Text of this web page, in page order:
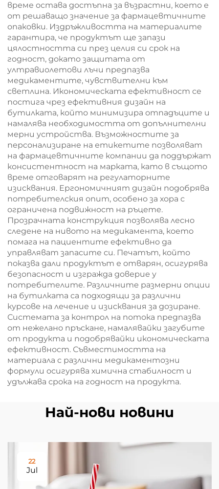
време остава достъпна за възрастни, което е
от решаващо значение за фармацевтичните
опаковки. Издръжливостта на материалите
гарантира, че продуктът ще запази
цялостността си през целия си срок на
годност, докато защитата от
ултравиолетови лъчи предпазва
медикаментите, чувствителни към
светлина. Икономическата ефективност се
постига чрез ефективния дизайн на
бутилката, който минимизира отпадъците и
намалява необходимостта от допълнителни
мерни устройства. Възможностите за
персонализиране на етикетите позволяват
на фармацевтичните компании да поддържат
консистентност на марката, като в същото
време отговарят на регулаторните
изисквания. Ергономичният дизайн подобрява
потребителския опит, особено за хора с
ограничена подвижност на ръцете.
Прозрачната конструкция позволява лесно
следене на нивото на медикамента, което
помага на пациентите ефективно да
управляват запасите си. Печатът, който
показва дали продуктът е отварян, осигурява
безопасност и изгражда доверие у
потребителите. Различните размерни опции
на бутилката са подходящи за различни
курсове на лечение и изисквания за дозиране.
Системата за контрол на потока предпазва
от нежелано пръскане, намалявайки загубите
от продукта и подобрявайки икономическата
ефективност. Съвместимостта на
материала с различни медикаментозни
формули осигурява химична стабилност и
удължава срока на годност на продукта.
Най-нови новини
22
Jul